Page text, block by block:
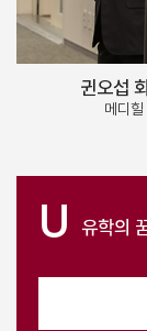
귄오섭
메디힐
U 유학의